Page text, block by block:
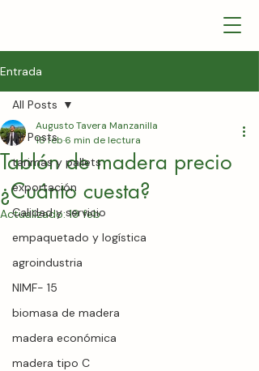
Entrada
All Posts
tarimas y pallets
exportación
Calidad y servicio
empaquetado y logística
agroindustria
NIMF- 15
biomasa de madera
madera económica
madera tipo C
All Posts
Tablón de madera precio
¿Cuánto cuesta?
Augusto Tavera Manzanilla
18 feb 6 min de lectura
Actualizado:19 feb